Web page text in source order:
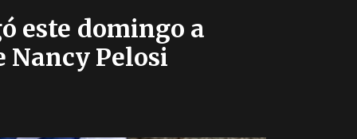
este domingo a
Nancy Pelosi